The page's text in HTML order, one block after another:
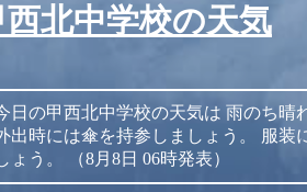
西北中学校の天気
日の甲西北中学校の天気は 雨のち晴
出時には傘を持参しましょう。
服装
ょう。
（8月8日 06時発表）